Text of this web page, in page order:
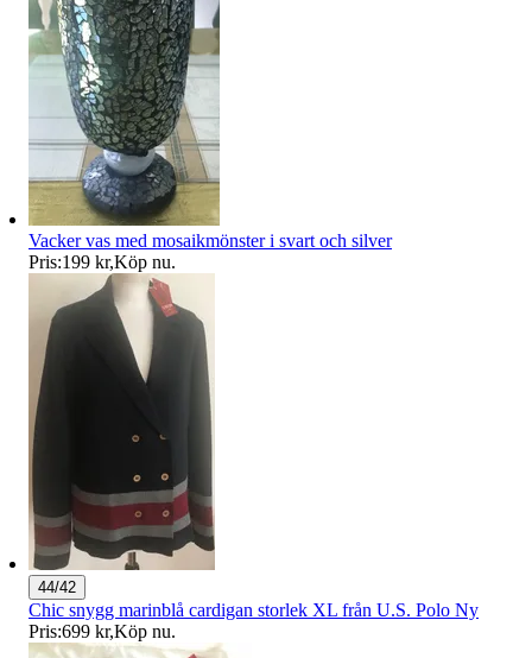
Vacker vas med mosaikmönster i svart och silver
Pris:199 kr,Köp nu.
44/42
Chic snygg marinblå cardigan storlek XL från U.S. Polo Ny
Pris:699 kr,Köp nu.